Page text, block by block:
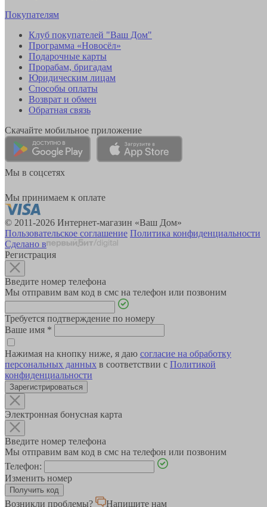
Покупателям
Клуб покупателей "Ваш Дом"
Программа «Новосёл»
Подарочные карты
Прорабам, бригадам
Юридическим лицам
Способы оплаты
Возврат и обмен
Обратная связь
Скачайте мобильное приложение
Мы в соцсетях
Мы принимаем к оплате
© 2011-2026 Интернет-магазин «Ваш Дом»
Пользовательское соглашение Политика конфиденциальности
Сделано в
Регистрация
Введите номер телефона
Мы отправим вам код в смс на телефон или позвоним
Требуется подтверждение по номеру
Ваше имя *
Нажимая на кнопку ниже, я даю согласие на обработку
персональных данных в соответствии с Политикой
конфиденциальности
Зарегистрироваться
Электронная бонусная карта
Введите номер телефона
Мы отправим вам код в смс на телефон или позвоним
Телефон:
Изменить номер
Возникли проблемы? Напишите нам